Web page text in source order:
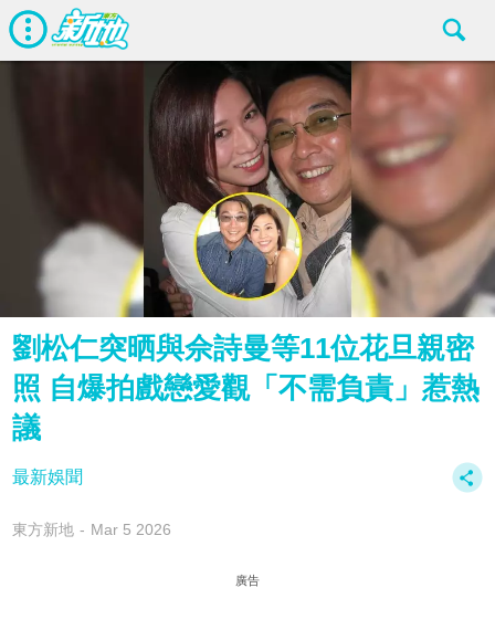
劉松仁突晒與佘詩曼等11位花旦親密
照 自爆拍戲戀愛觀「不需負責」惹熱
議
最新娛聞
東方新地 Mar 5 2026
廣告